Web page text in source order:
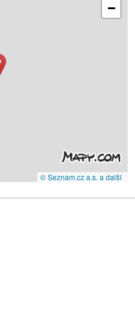
−
© Seznam.cz a.s. a další